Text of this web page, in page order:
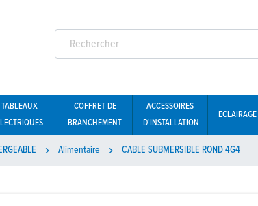
TABLEAUX
COFFRET DE
BRANCHEMENT
ACCESSOIRES
D'INSTALLATION
ECLAIRAGE
 Alimentaire  CABLE SUBMERSIBLE ROND 4G4